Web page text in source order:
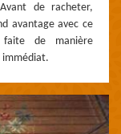
de racheter,
avantage avec ce
faite de manière
immédiat.